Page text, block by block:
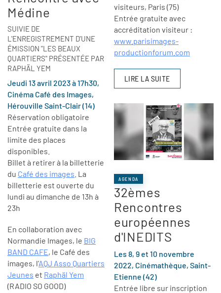
Médine
SUIVIE DE
L'ENREGISTREMENT D'UNE
ÉMISSION "LES BEAUX
QUARTIERS" PRÉSENTÉE PAR
RAPHÄL YEM
Jeudi 13 avril 2023 à 17h30,
Cinéma Café des Images,
Hérouville Saint-Clair (14)
Réservation obligatoire
Entrée gratuite dans la
limite des places
disponibles.
Billet à retirer à la billetterie
du Café des images . La
billetterie est ouverte du
lundi au dimanche de 13h à
23h
En collaboration avec
Normandie Images, le BIG
BAND CAFE, le Café des
images, l’AQJ Asso Quartiers
Jeunes et Raphäl Yem
(RADIO SO GOOD)
visiteurs, Paris (75)
Entrée gratuite avec
accréditation visiteur :
www.parisimages-
productionforum.com
LIRE LA SUITE
AGENDA
32èmes
Rencontres
européennes
d'INEDITS
Les 8, 9 et 10 novembre
2022, Cinémathèque, Saint-
Etienne (42)
Entrée libre sur inscription